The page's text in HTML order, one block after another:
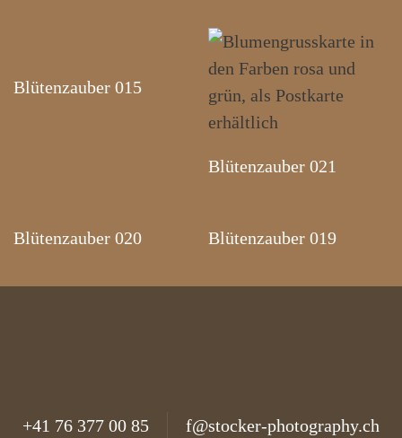
Blütenzauber 015
Blütenzauber 021
Blütenzauber 020 Blütenzauber 019
+41 76 377 00 85 f@stocker-photography.ch